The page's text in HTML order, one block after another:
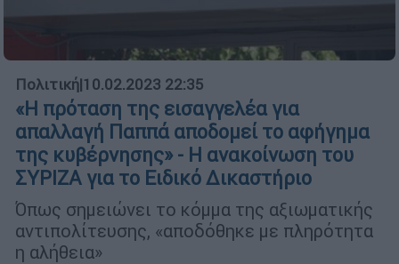
Πολιτική|10.02.2023 22:35
«Η πρόταση της εισαγγελέα για
απαλλαγή Παππά αποδομεί το αφήγημα
της κυβέρνησης» - Η ανακοίνωση του
ΣΥΡΙΖΑ για το Ειδικό Δικαστήριο
Όπως σημειώνει το κόμμα της αξιωματικής
αντιπολίτευσης, «αποδόθηκε με πληρότητα
η αλήθεια»